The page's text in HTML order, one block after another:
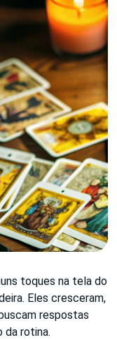
toques na tela do
Eles cresceram,
respostas
da rotina.